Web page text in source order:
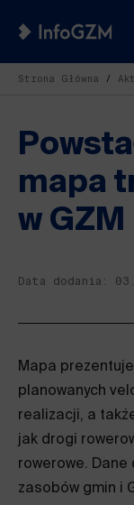
Strona Główna
mapa
w GZM
Data dodania:
Mapa
planowanych
realizacji, a
jak drogi
rowerowe. Dane
zasobów gmin i